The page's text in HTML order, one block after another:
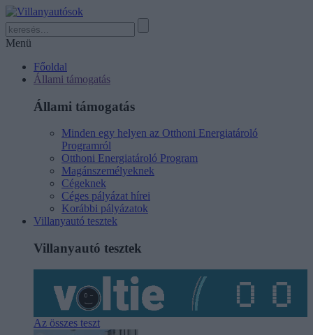
Menü
Főoldal
Állami támogatás
Állami támogatás
Minden egy helyen az Otthoni Energiatároló
Programról
Otthoni Energiatároló Program
Magánszemélyeknek
Cégeknek
Céges pályázat hírei
Korábbi pályázatok
Villanyautó tesztek
Villanyautó tesztek
Az összes teszt